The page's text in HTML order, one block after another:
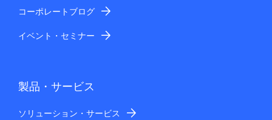
コーポレートブログ
イベント・セミナー
製品・サービス
ソリューション・サービス